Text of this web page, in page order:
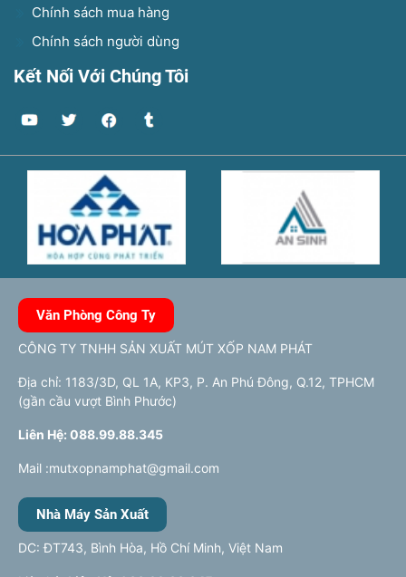
Chính sách mua hàng
Chính sách người dùng
Kết Nối Với Chúng Tôi
Văn Phòng Công Ty
CÔNG TY TNHH SẢN XUẤT MÚT XỐP NAM PHÁT
Địa chỉ: 1183/3D, QL 1A, KP3, P. An Phú Đông, Q.12, TPHCM
(gần cầu vượt Bình Phước)
Liên Hệ: 088.99.88.345
Mail :mutxopnamphat@gmail.com
Nhà Máy Sản Xuất
DC: ĐT743, Bình Hòa, Hồ Chí Minh, Việt Nam